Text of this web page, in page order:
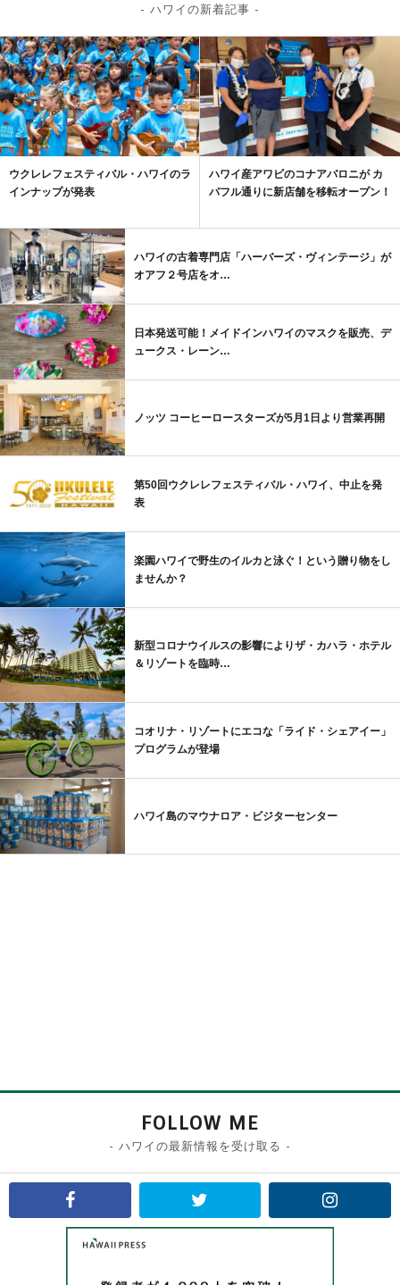
- ハワイの新着記事 -
ウクレレフェスティバル・ハワイのラ
インナップが発表
ハワイ産アワビのコナアバロニが カ
パフル通りに新店舗を移転オープン！
ハワイの古着専門店「ハーバーズ・ヴィンテージ」が
オアフ２号店をオ…
日本発送可能！メイドインハワイのマスクを販売、デ
ュークス・レーン…
ノッツ コーヒーロースターズが5月1日より営業再開
第50回ウクレレフェスティバル・ハワイ、中止を発
表
楽園ハワイで野生のイルカと泳ぐ！という贈り物をし
ませんか？
新型コロナウイルスの影響によりザ・カハラ・ホテル
＆リゾートを臨時…
コオリナ・リゾートにエコな「ライド・シェアイー」
プログラムが登場
ハワイ島のマウナロア・ビジターセンター
FOLLOW ME
- ハワイの最新情報を受け取る -